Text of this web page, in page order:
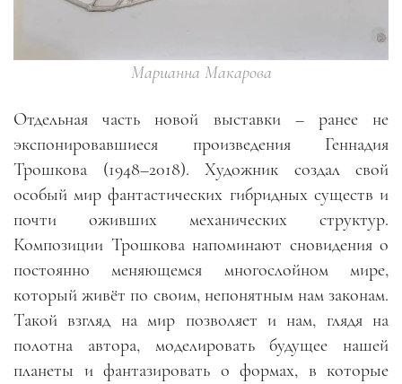
Марианна Макарова
Отдельная часть новой выставки – ранее не
экспонировавшиеся произведения Геннадия
Трошкова (1948–2018). Художник создал свой
особый мир фантастических гибридных существ и
почти оживших механических структур.
Композиции Трошкова напоминают сновидения о
постоянно меняющемся многослойном мире,
который живёт по своим, непонятным нам законам.
Такой взгляд на мир позволяет и нам, глядя на
полотна автора, моделировать будущее нашей
планеты и фантазировать о формах, в которые